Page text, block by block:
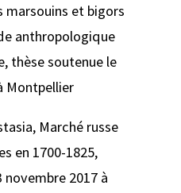
marsouins et bigors
anthropologique
, thèse soutenue le
Montpellier
Marché russe
en 1700-1825,
2017 à